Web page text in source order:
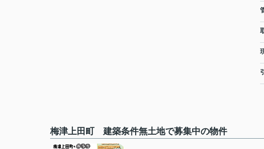
梅津上田町 建築条件無土地で募集中の物件